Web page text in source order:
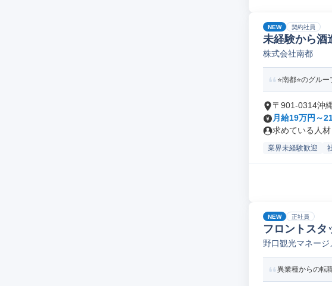
NEW 契約社員
未経験から酒
株式会社南都
⭐️南都⭐️のグル
〒901-0314沖
月給19万円～
求めている人
業界未経験歓迎
NEW 正社員
フロントスタ
野口観光マネー
異業種からの転